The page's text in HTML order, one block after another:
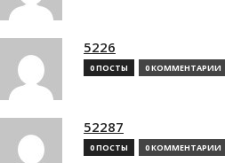
5226
0 ПОСТЫ 0 КОММЕНТАРИИ
52287
0 ПОСТЫ 0 КОММЕНТАРИИ